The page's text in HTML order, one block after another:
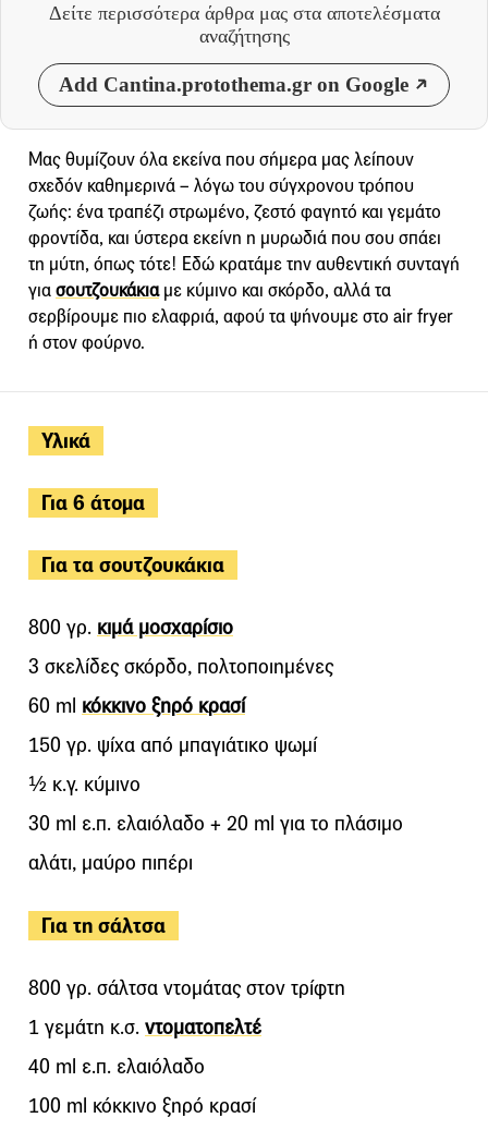
Δείτε περισσότερα άρθρα μας στα αποτελέσματα
αναζήτησης
Add Cantina.protothema.gr on Google
Υλικά
Για 6 άτομα
Για τα σουτζουκάκια
800 γρ. κιμά μοσχαρίσιο
3 σκελίδες σκόρδο, πολτοποιημένες
60 ml κόκκινο ξηρό κρασί
150 γρ. ψίχα από μπαγιάτικο ψωμί
½ κ.γ. κύμινο
30 ml ε.π. ελαιόλαδο + 20 ml για το πλάσιμο
αλάτι, μαύρο πιπέρι
Για τη σάλτσα
800 γρ. σάλτσα ντομάτας στον τρίφτη
1 γεμάτη κ.σ. ντοματοπελτέ
40 ml ε.π. ελαιόλαδο
100 ml κόκκινο ξηρό κρασί
Μας θυμίζουν όλα εκείνα που σήμερα μας λείπουν
σχεδόν καθημερινά – λόγω του σύγχρονου τρόπου
ζωής: ένα τραπέζι στρωμένο, ζεστό φαγητό και γεμάτο
φροντίδα, και ύστερα εκείνη η μυρωδιά που σου σπάει
τη μύτη, όπως τότε! Εδώ κρατάμε την αυθεντική συνταγή
γιασουτζουκάκιαμε κύμινο και σκόρδο, αλλά τα
σερβίρουμε πιο ελαφριά, αφού τα ψήνουμε στο air fryer
ή στον φούρνο.